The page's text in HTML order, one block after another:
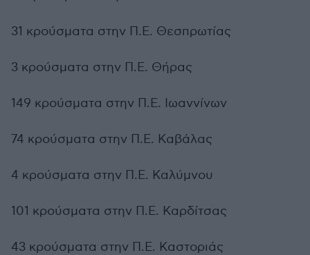
31 κρούσματα στην Π.Ε. Θεσπρωτίας
3 κρούσματα στην Π.Ε. Θήρας
149 κρούσματα στην Π.Ε. Ιωαννίνων
74 κρούσματα στην Π.Ε. Καβάλας
4 κρούσματα στην Π.Ε. Καλύμνου
101 κρούσματα στην Π.Ε. Καρδίτσας
43 κρούσματα στην Π.Ε. Καστοριάς